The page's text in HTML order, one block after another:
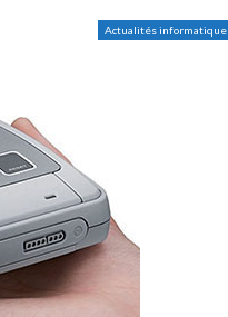
Actualités informatique